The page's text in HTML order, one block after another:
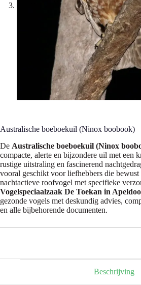
Australische boeboekuil (Ninox boobook)
De Australische boeboekuil (Ninox
compacte, alerte en bijzondere uil met een
rustige uitstraling en fascinerend
vooral geschikt voor liefhebbers die bewust
nachtactieve roofvogel met specifieke
Vogelspeciaalzaak De Toekan in
gezonde vogels met deskundig advies,
en alle bijbehorende documenten.
Beschrijving